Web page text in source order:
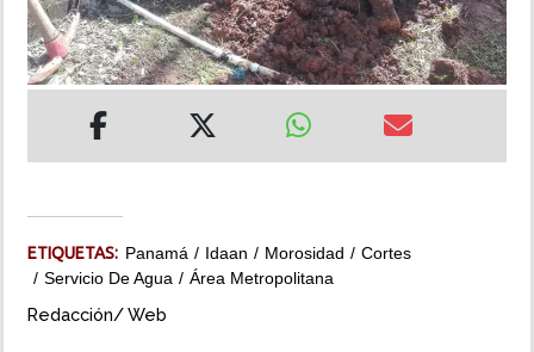
MULTIMEDIA
IMPRESO
ETIQUETAS: Panamá Idaan Morosidad
Cortes
Servicio De Agua
Área Metropolitana
Redacción/ Web